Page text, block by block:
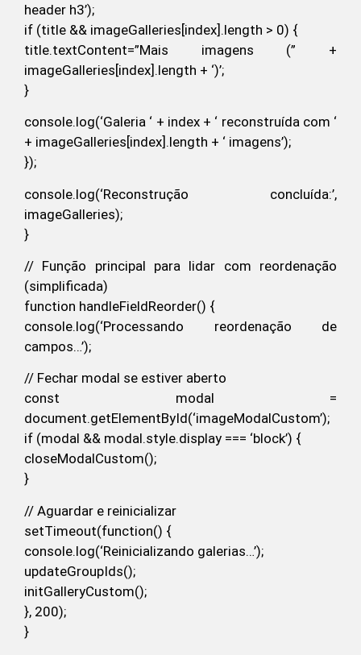
header h3’);
if (title && imageGalleries[index].length > 0) {
title.textContent=”Mais imagens (” +
imageGalleries[index].length + ‘)’;
}
console.log(‘Galeria ‘ + index + ‘ reconstruída com ‘
+ imageGalleries[index].length + ‘ imagens’);
});
console.log(‘Reconstrução concluída:’,
imageGalleries);
}
// Função principal para lidar com reordenação
(simplificada)
function handleFieldReorder() {
console.log(‘Processando reordenação de
campos…’);
// Fechar modal se estiver aberto
const modal =
document.getElementById(‘imageModalCustom’);
if (modal && modal.style.display === ‘block’) {
closeModalCustom();
}
// Aguardar e reinicializar
setTimeout(function() {
console.log(‘Reinicializando galerias…’);
updateGroupIds();
initGalleryCustom();
}, 200);
}